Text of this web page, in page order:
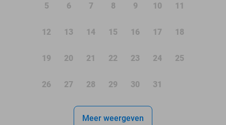
5 6 7 8 9 10 11
12 13 14 15 16 17 18
19 20 21 22 23 24 25
26 27 28 29 30 31
Meer weergeven